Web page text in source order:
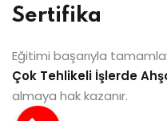
Sertifika
Eğitimi başarıyla
Çok Tehlikeli İşlerde
almaya hak kazanır.